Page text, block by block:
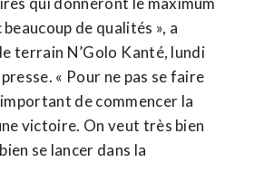
de qualités », a
terrain N’Golo ⁠Kanté, lundi
« Pour ne pas se faire
de commencer la
victoire. On veut très bien
se lancer dans la